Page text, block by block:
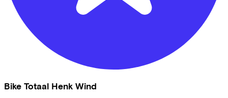
Bike Totaal Henk Wind